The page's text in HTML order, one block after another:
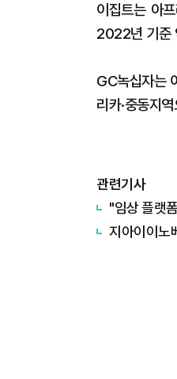
이집트는 아
2022년 기준
GC녹십자는
리카·중동지
관련기사
"임상 플랫
지아이이노